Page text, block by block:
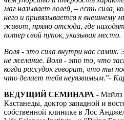
маг называет волей, – есть сила,
него и привязывается к внешнему
живот, прямо отсюда, где
потер свой пупок, указывая место.
Воля - это сила внутри нас самих.
не желание. Воля - это то, что
когда рассудок говорит, что ты
что делает тебя неуязвимым."-
ВЕДУЩИЙ СЕМИНАРА - Майлз
Кастанеды, доктор западной и
собственной клинике в Лос